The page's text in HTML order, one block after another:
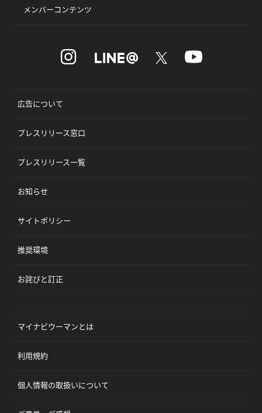
メンバーコンテンツ
広告について
プレスリリース窓口
プレスリリース一覧
お知らせ
サイトポリシー
推奨環境
お詫びと訂正
マイナビウーマンとは
利用規約
個人情報の取扱いについて